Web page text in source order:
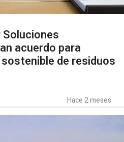
Soluciones
acuerdo para
de residuos
Hace 2 meses